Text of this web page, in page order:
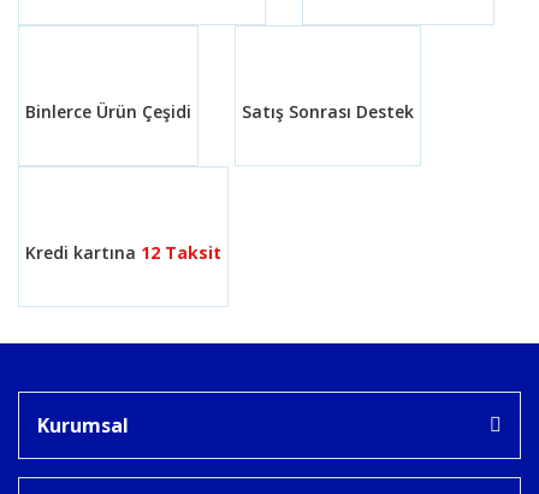
Binlerce Ürün Çeşidi Satış Sonrası Destek
Kredi kartına 12 Taksit
Kurumsal